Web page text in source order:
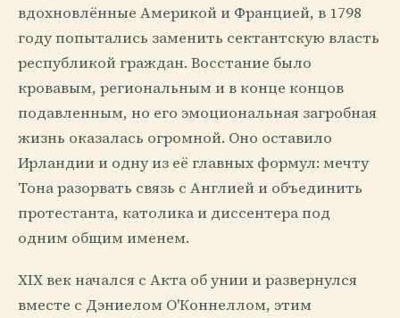
вдохновлённые Америкой и Францией, в 1798
году попытались заменить сектантскую власть
республикой граждан. Восстание было
кровавым, региональным и в конце концов
подавленным, но его эмоциональная загробная
жизнь оказалась огромной. Оно оставило
Ирландии и одну из её главных формул: мечту
Тона разорвать связь с Англией и объединить
протестанта, католика и диссентера под
одним общим именем.
XIX век начался с Акта об унии и развернулся
вместе с Дэниелом О'Коннеллом, этим